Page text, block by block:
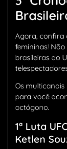
Agora, confira
femininas!
brasileiras do
Os multicanais
para você
octógono.
1ª Luta
Ketlen